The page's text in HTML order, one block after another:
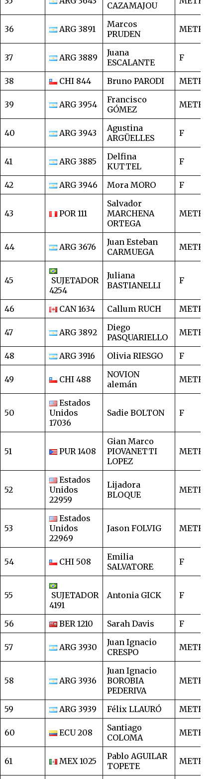
CAZAMAJOU
36 ARG 3891
Marcos
PRUDEN
METRO
37 ARG 3889
Juana
ESCALANTE
F
38 CHI 844 Bruno PARODI METRO
39 ARG 3954
Francisco
GÓMEZ
METRO
40 ARG 3943
Agustina
ARGÜELLES
F
41 ARG 3885
Delfina
KUTTEL
F
42 ARG 3946 Mora MORO F
43 POR 111
Salvador
MARCHENA
ORTEGA
METRO
44 ARG 3676
Juan Esteban
CARMUEGA
METRO
45
SUJETADOR
4254
Juliana
BASTIANELLI
F
46 CAN 1634 Callum RUCH METRO
47 ARG 3892
Diego
PASQUARIELLO
METRO
48 ARG 3916 Olivia RIESGO F
49 CHI 488
NOVION
alemán
METRO
50
Estados
Unidos
17036
Sadie BOLTON F
51 PUR 1408
Gian Marco
PIOVANETTI
LOPEZ
METRO
52
Estados
Unidos
22959
Lijadora
BLOQUE
METRO
53
Estados
Unidos
22969
Jason FOLVIG METRO
54 CHI 508
Emilia
SALVATORE
F
55
SUJETADOR
4191
Antonia GICK F
56 BER 1210 Sarah Davis F
57 ARG 3930
Juan Ignacio
CRESPO
METRO
58 ARG 3936
Juan Ignacio
BOROBIA
PEDERIVA
METRO
59 ARG 3939 Félix LLAURÓ METRO
60 ECU 208
Santiago
COLOMA
METRO
61 MEX 1025
Pablo AGUILAR
TOPETE
METRO